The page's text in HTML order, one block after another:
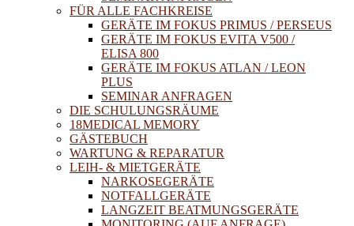
FÜR ALLE FACHKREISE
GERÄTE IM FOKUS PRIMUS / PERSEUS
GERÄTE IM FOKUS EVITA V500 /
ELISA 800
GERÄTE IM FOKUS ATLAN / LEON
PLUS
SEMINAR ANFRAGEN
DIE SCHULUNGSRÄUME
18MEDICAL MEMORY
GÄSTEBUCH
WARTUNG & REPARATUR
LEIH- & MIETGERÄTE
NARKOSEGERÄTE
NOTFALLGERÄTE
LANGZEIT BEATMUNGSGERÄTE